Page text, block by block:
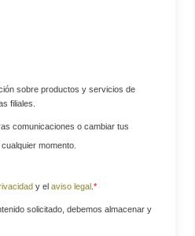
sobre productos y servicios de
filiales.
comunicaciones o cambiar tus
momento.
y el aviso legal *
solicitado, debemos almacenar y